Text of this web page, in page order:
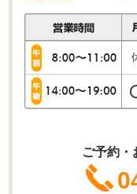
ご予約・